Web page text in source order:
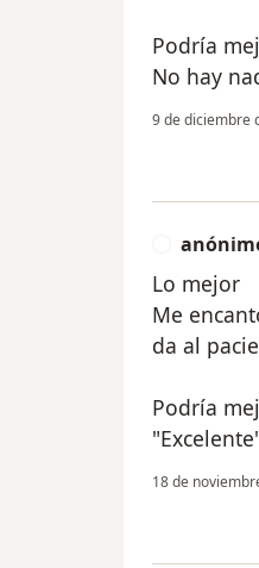
Podría
No hay
9 de diciembre
Lo mejor
Me
da al
Podría
18 de